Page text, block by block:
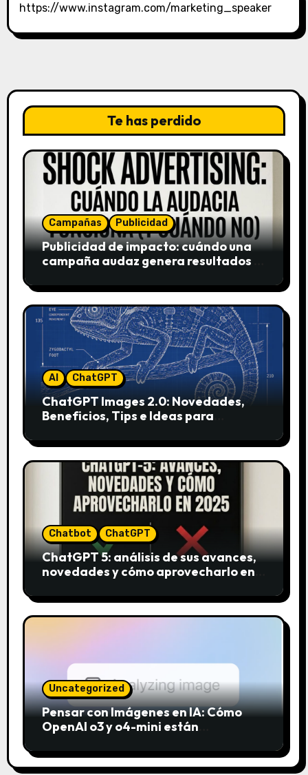
https://www.instagram.com/marketing_speaker
Te has perdido
Campañas Publicidad
Publicidad de impacto: cuándo una
campaña audaz genera resultados y
AI ChatGPT
ChatGPT Images 2.0: Novedades,
Beneficios, Tips e Ideas para
Chatbot ChatGPT
ChatGPT 5: análisis de sus avances,
novedades y cómo aprovecharlo en
Uncategorized
Pensar con Imágenes en IA: Cómo
OpenAI o3 y o4-mini están